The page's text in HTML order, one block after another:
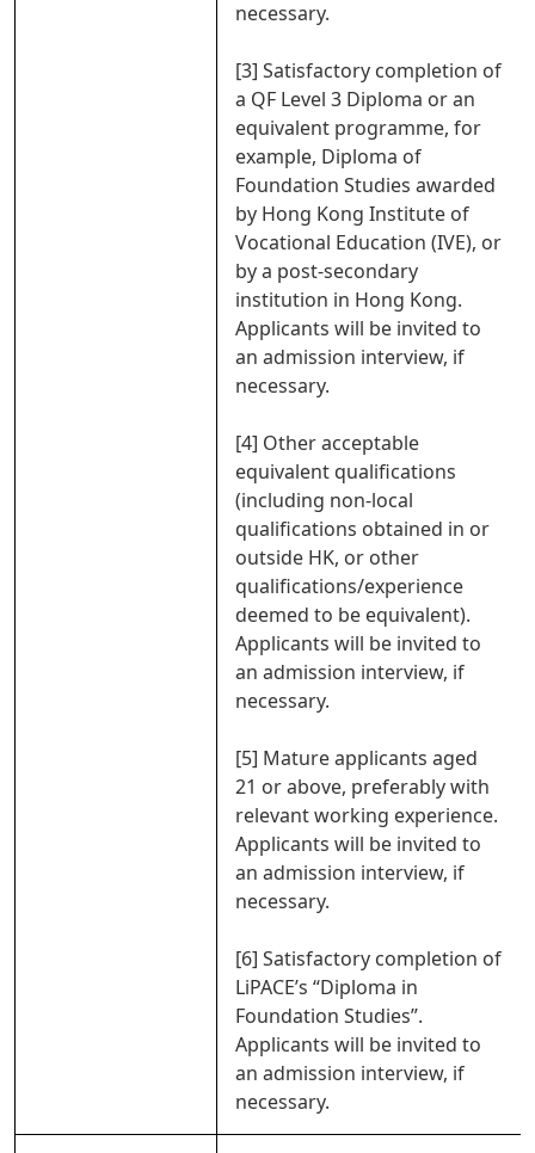
necessary.
[3] Satisfactory completion of
a QF Level 3 Diploma or an
equivalent programme, for
example, Diploma of
Foundation Studies awarded
by Hong Kong Institute of
Vocational Education (IVE), or
by a post-secondary
institution in Hong Kong.
Applicants will be invited to
an admission interview, if
necessary.
[4] Other acceptable
equivalent qualifications
(including non-local
qualifications obtained in or
outside HK, or other
qualifications/experience
deemed to be equivalent).
Applicants will be invited to
an admission interview, if
necessary.
[5] Mature applicants aged
21 or above, preferably with
relevant working experience.
Applicants will be invited to
an admission interview, if
necessary.
[6] Satisfactory completion of
LiPACE’s “Diploma in
Foundation Studies”.
Applicants will be invited to
an admission interview, if
necessary.